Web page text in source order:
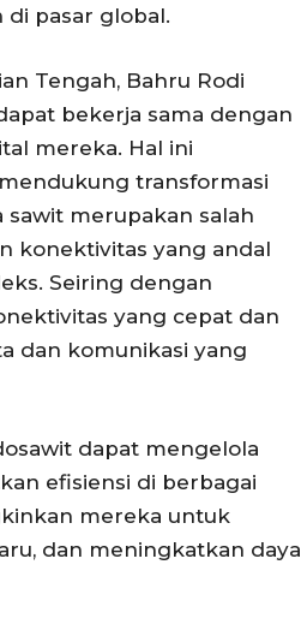
pasar global.
Tengah, Bahru Rodi
bekerja sama dengan
mereka. Hal ini
transformasi
merupakan salah
konektivitas yang andal
Seiring dengan
yang cepat dan
dan komunikasi yang
dapat mengelola
efisiensi di berbagai
mereka untuk
dan meningkatkan daya